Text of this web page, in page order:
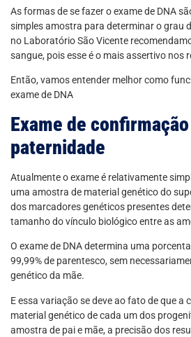
As formas de se fazer o exame de DNA
simples amostra para determinar o grau
no Laboratório São Vicente
sangue, pois esse é o mais assertivo nos
Então, vamos entender melhor como
exame de DNA
Exame de
paternidade
Atualmente o exame é relativamente
uma amostra de material genético do
dos marcadores genéticos presentes
tamanho do vínculo biológico entre as
O exame de DNA determina uma
99,99% de parentesco, sem
genético da mãe.
E essa variação se deve ao fato de que a
material genético de cada um dos
amostra de pai e mãe, a precisão dos